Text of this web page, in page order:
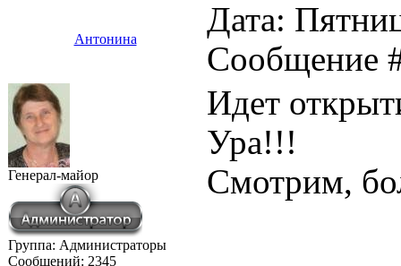
Антонина
Дата:
Сообщение
Генерал-майор
Группа: Администраторы
Сообщений: 2345
Идет
Ура!!!
Смотрим,